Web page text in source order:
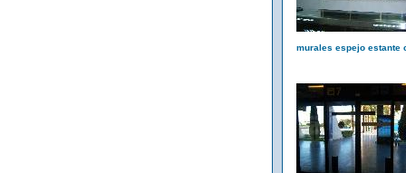
murales espejo estante